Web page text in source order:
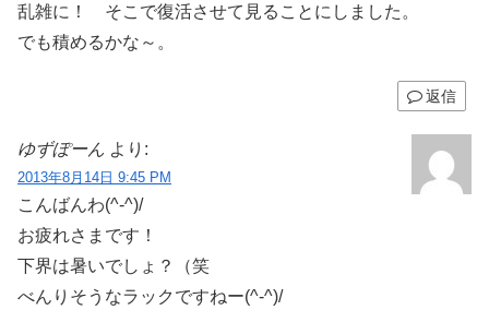
乱雑に！ そこで復活させて見ることにしました。
でも積めるかな～。
返信
ゆずぽーん より:
2013年8月14日 9:45 PM
こんばんわ(^-^)/
お疲れさまです！
下界は暑いでしょ？（笑
べんりそうなラックですねー(^-^)/